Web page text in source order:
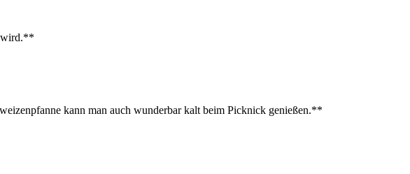
wird.**
kann man auch wunderbar kalt beim Picknick genießen.**